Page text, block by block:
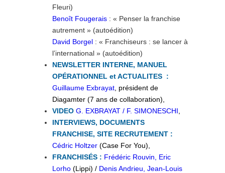
Fleuri)
Benoît Fougerais : « Penser la franchise
autrement » (autoédition)
David Borgel : « Franchiseurs : se lancer à
l’international » (autoédition)
NEWSLETTER INTERNE, MANUEL
OPÉRATIONNEL et ACTUALITES :
Guillaume Exbrayat , président de
Diagamter (7 ans de collaboration),
VIDEO G. EXBRAYAT / F. SIMONESCHI
INTERVIEWS, DOCUMENTS
FRANCHISE, SITE RECRUTEMENT :
Cédric Holtzer (Case For You),
FRANCHISÉS : Frédéric Rouvin, Eric
Lorho (Lippi) / Denis Andrieu, Jean-Louis